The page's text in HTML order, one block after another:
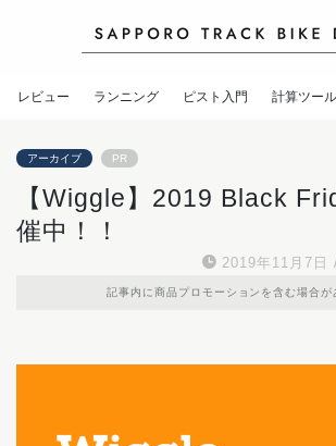
レビュー ランニング ピスト入門 計算ツール
アーカイブ PR
【Wiggle】2019 Black
催中！！
2019年11月7日
記事内に商品プロモーションを含む場合が